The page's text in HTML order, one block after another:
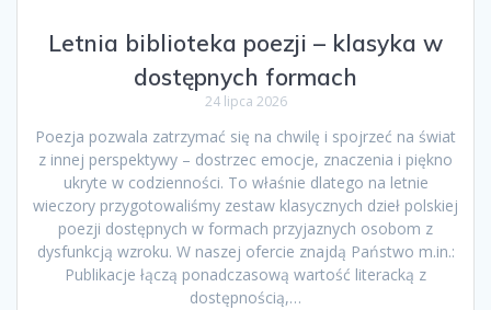
Letnia biblioteka poezji – klasyka w
dostępnych formach
24 lipca 2026
Poezja pozwala zatrzymać się na chwilę i spojrzeć na świat
z innej perspektywy – dostrzec emocje, znaczenia i piękno
ukryte w codzienności. To właśnie dlatego na letnie
wieczory przygotowaliśmy zestaw klasycznych dzieł polskiej
poezji dostępnych w formach przyjaznych osobom z
dysfunkcją wzroku. W naszej ofercie znajdą Państwo m.in.:
Publikacje łączą ponadczasową wartość literacką z
dostępnością,…